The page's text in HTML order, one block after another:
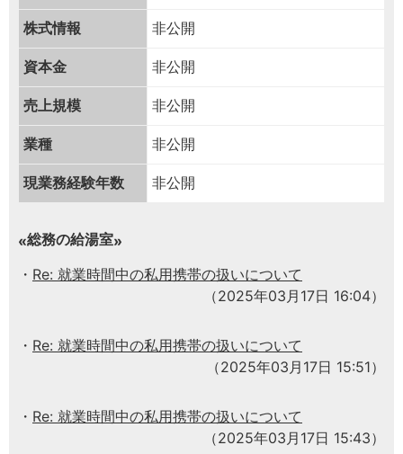
株式情報 非公開
資本金 非公開
売上規模 非公開
業種 非公開
現業務経験年数 非公開
総務の給湯室
Re: 就業時間中の私用携帯の扱いについて
（2025年03月17日 16:04）
Re: 就業時間中の私用携帯の扱いについて
（2025年03月17日 15:51）
Re: 就業時間中の私用携帯の扱いについて
（2025年03月17日 15:43）